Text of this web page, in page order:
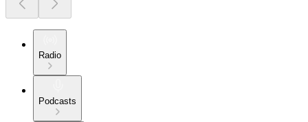
Radio
Podcasts